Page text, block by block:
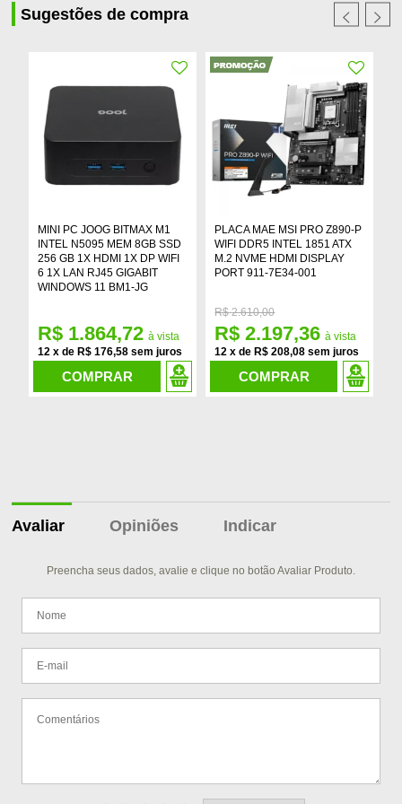
Sugestões de compra
MINI PC JOOG BITMAX M1
INTEL N5095 MEM 8GB SSD
256 GB 1X HDMI 1X DP WIFI
6 1X LAN RJ45 GIGABIT
WINDOWS 11 BM1-JG
12 x de R$ 176,58
R$ 1.864,72
COMPRAR
PLACA MAE MSI PRO Z890-P
WIFI DDR5 INTEL 1851 ATX
M.2 NVME HDMI DISPLAY
PORT 911-7E34-001
R$ 2.610,00
12 x de R$ 208,08
R$ 2.197,36
COMPRAR
Avaliar Opiniões Indicar
Preencha seus dados, avalie e clique no botão Avaliar Produto.